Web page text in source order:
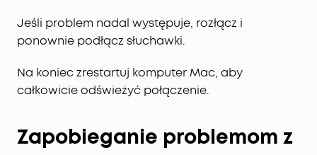
Jeśli problem nadal występuje, rozłącz i
ponownie podłącz słuchawki.
Na koniec zrestartuj komputer Mac, aby
całkowicie odświeżyć połączenie.
Zapobieganie problemom z